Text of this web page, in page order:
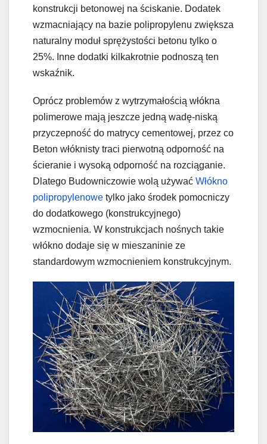
konstrukcji betonowej na ściskanie. Dodatek
wzmacniający na bazie polipropylenu zwiększa
naturalny moduł sprężystości betonu tylko o
25%. Inne dodatki kilkakrotnie podnoszą ten
wskaźnik.
Oprócz problemów z wytrzymałością włókna
polimerowe mają jeszcze jedną wadę-niską
przyczepność do matrycy cementowej, przez co
Beton włóknisty traci pierwotną odporność na
ścieranie i wysoką odporność na rozciąganie.
Dlatego Budowniczowie wolą używać Włókno
polipropylenowe tylko jako środek pomocniczy
do dodatkowego (konstrukcyjnego)
wzmocnienia. W konstrukcjach nośnych takie
włókno dodaje się w mieszaninie ze
standardowym wzmocnieniem konstrukcyjnym.